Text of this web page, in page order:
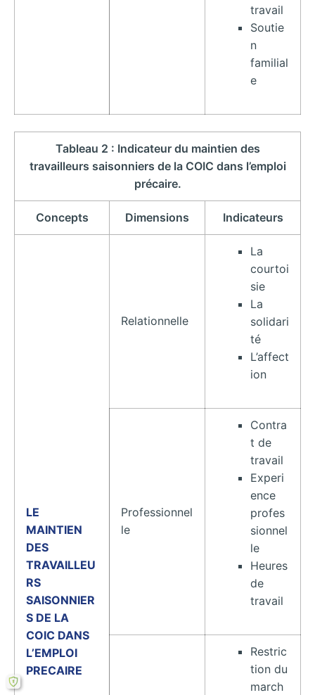
travail
Soutie
n
familial
e
Tableau 2 : Indicateur du maintien des
travailleurs saisonniers de la COIC dans l’emploi
précaire.
Concepts Dimensions Indicateurs
LE
MAINTIEN
DES
TRAVAILLEU
RS
SAISONNIER
S DE LA
COIC DANS
L’EMPLOI
PRECAIRE
Relationnelle
La
courtoi
sie
La
solidari
té
L’affect
ion
Professionnel
le
Contra
t de
travail
Experi
ence
profes
sionnel
le
Heures
de
travail
Restric
tion du
march